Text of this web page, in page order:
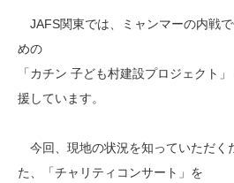
JAFS関東では、ミャンマーの内戦
めの
「カチン 子ども村建設プロジェクト
援しています。
今回、現地の状況を知っていただく
た、「チャリティコンサート」を